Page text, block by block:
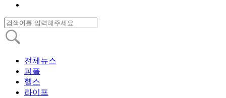
전체뉴스
피플
헬스
라이프